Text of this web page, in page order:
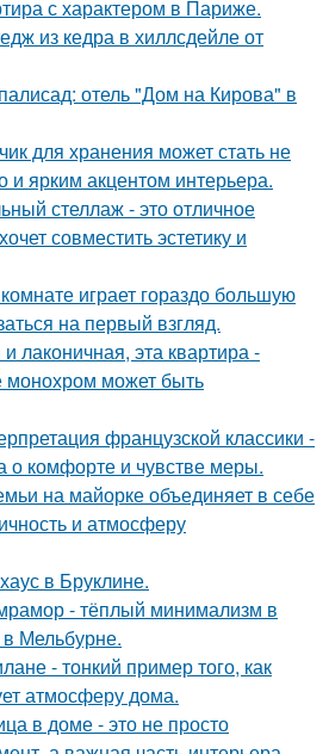
с характером в Париже.
из кедра в хиллсдейле от
отель "Дом на Кирова" в
для хранения может стать не
и ярким акцентом интерьера.
стеллаж - это отличное
совместить эстетику и
играет гораздо большую
на первый взгляд.
лаконичная, эта квартира -
монохром может быть
французской классики -
о комфорте и чувстве меры.
на майорке объединяет в себе
и атмосферу
в Бруклине.
- тёплый минимализм в
Мельбурне.
- тонкий пример того, как
атмосферу дома.
в доме - это не просто